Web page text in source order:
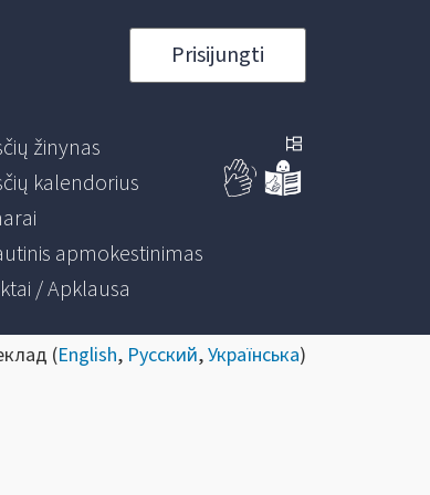
Prisijungti
žinynas
kalendorius
apmokestinimas
/ Apklausa
(English, Русский,Українська)